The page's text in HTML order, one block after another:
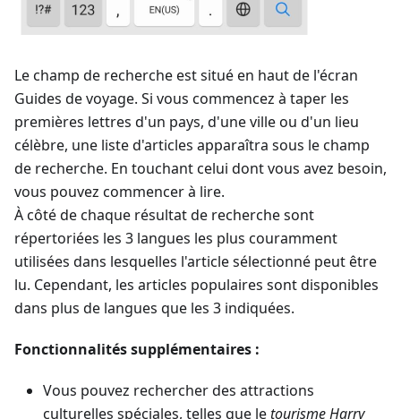
Le champ de recherche est situé en haut de l'écran
Guides de voyage. Si vous commencez à taper les
premières lettres d'un pays, d'une ville ou d'un lieu
célèbre, une liste d'articles apparaîtra sous le champ
de recherche. En touchant celui dont vous avez besoin,
vous pouvez commencer à lire.
À côté de chaque résultat de recherche sont
répertoriées les 3 langues les plus couramment
utilisées dans lesquelles l'article sélectionné peut être
lu. Cependant, les articles populaires sont disponibles
dans plus de langues que les 3 indiquées.
Fonctionnalités supplémentaires :
Vous pouvez rechercher des attractions
culturelles spéciales, telles que letourisme Harry